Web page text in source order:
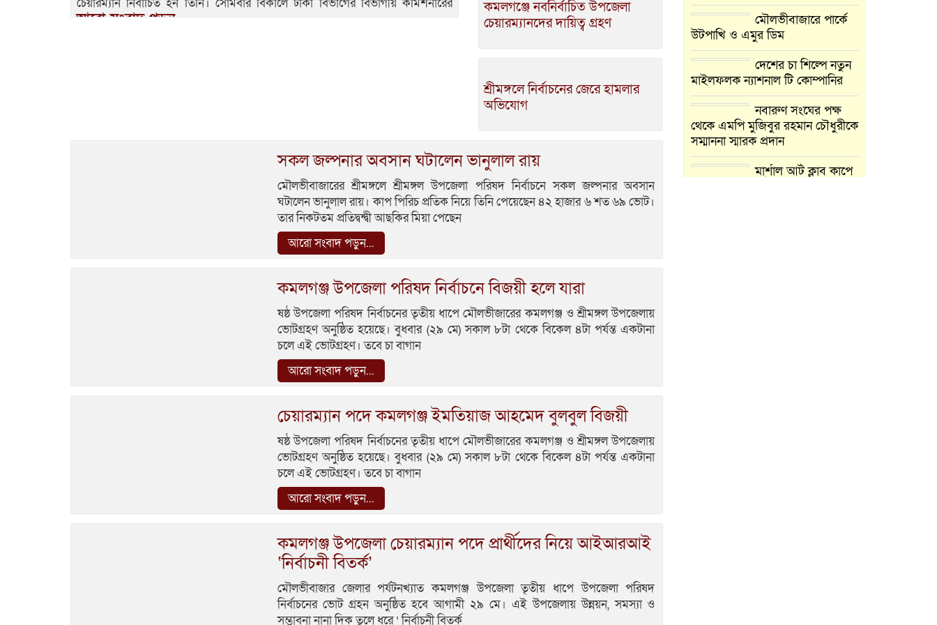
আরো সংবাদ পড়ুন...
কমলগঞ্জে নবনির্বাচিত উপজেলা
চেয়ারম্যানদের দায়িত্ব গ্রহণ
শ্রীমঙ্গলে নির্বাচনের জেরে হামলার
অভিযোগ
সকল জল্পনার অবসান ঘটালেন ভানুলাল রায়
মৌলভীবাজারের শ্রীমঙ্গলে শ্রীমঙ্গল উপজেলা পরিষদ নির্বাচনে সকল জল্পনার অবসান
ঘটালেন ভানুলাল রায়। কাপ পিরিচ প্রতিক নিয়ে তিনি পেয়েছেন ৪২ হাজার ৬ শত ৬৯ ভোট।
তার নিকটতম প্রতিদ্বন্দ্বী আছকির মিয়া পেছেন
আরো সংবাদ পড়ুন...
কমলগঞ্জ উপজেলা পরিষদ নির্বাচনে বিজয়ী হলে যারা
ষষ্ঠ উপজেলা পরিষদ নির্বাচনের তৃতীয় ধাপে মৌলভীজারের কমলগঞ্জ ও শ্রীমঙ্গল উপজেলায়
ভোটগ্রহণ অনুষ্ঠিত হয়েছে। বুধবার (২৯ মে) সকাল ৮টা থেকে বিকেল ৪টা পর্যন্ত একটানা
চলে এই ভোটগ্রহণ। তবে চা বাগান
আরো সংবাদ পড়ুন...
চেয়ারম্যান পদে কমলগঞ্জ ইমতিয়াজ আহমেদ বুলবুল বিজয়ী
ষষ্ঠ উপজেলা পরিষদ নির্বাচনের তৃতীয় ধাপে মৌলভীজারের কমলগঞ্জ ও শ্রীমঙ্গল উপজেলায়
ভোটগ্রহণ অনুষ্ঠিত হয়েছে। বুধবার (২৯ মে) সকাল ৮টা থেকে বিকেল ৪টা পর্যন্ত একটানা
চলে এই ভোটগ্রহণ। তবে চা বাগান
আরো সংবাদ পড়ুন...
কমলগঞ্জ উপজেলা চেয়ারম্যান পদে প্রার্থীদের নিয়ে আইআরআই
‘নির্বাচনী বিতর্ক’
মৌলভীবাজার জেলার পর্যটনখ্যাত কমলগঞ্জ উপজেলা তৃতীয় ধাপে উপজেলা পরিষদ
নির্বাচনের ভোট গ্রহন অনুষ্ঠিত হবে আগামী ২৯ মে। এই উপজেলায় উন্নয়ন, সমস্যা ও
সম্ভাবনা নানা দিক তুলে ধরে ‘ নির্বাচনী বিতর্ক
মৌলভীবাজারে পার্কে
উটপাখি ও এমুর ডিম
দেশের চা শিল্পে নতুন
মাইলফলক ন্যাশনাল টি কোম্পানির
নবারুণ সংঘের পক্ষ
থেকে এমপি মুজিবুর রহমান চৌধুরীকে
সম্মাননা স্মারক প্রদান
মার্শাল আর্ট ক্লাব কাপে